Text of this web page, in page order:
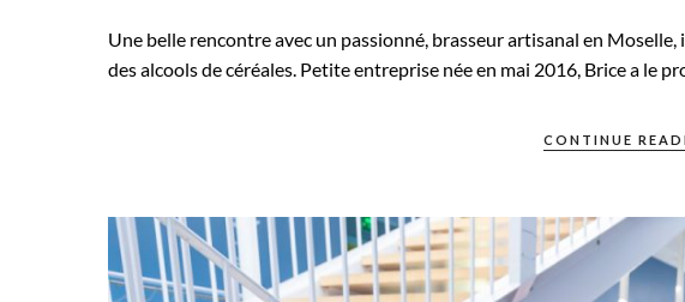
Une belle rencontre avec un passionné, brasseur artisanal en
des alcools de céréales. Petite entreprise née en mai 2016, Brice a le
CONTINUE